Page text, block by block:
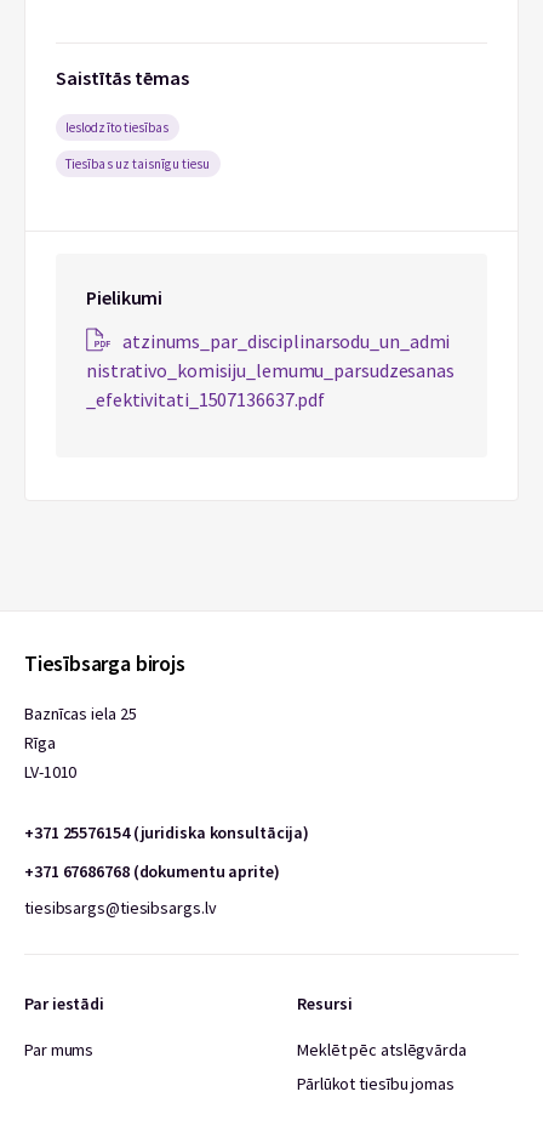
Saistītās tēmas
Ieslodzīto tiesības
Tiesības uz taisnīgu tiesu
Pielikumi
atzinums_par_disciplinarsodu_un_admi
nistrativo_komisiju_lemumu_parsudzesanas
_efektivitati_1507136637.pdf
Tiesībsarga birojs
Baznīcas iela 25
Rīga
LV-1010
+371 25576154 (juridiska konsultācija)
+371 67686768 (dokumentu aprite)
tiesibsargs@tiesibsargs.lv
Par iestādi
Par mums
Resursi
Meklēt pēc atslēgvārda
Pārlūkot tiesību jomas